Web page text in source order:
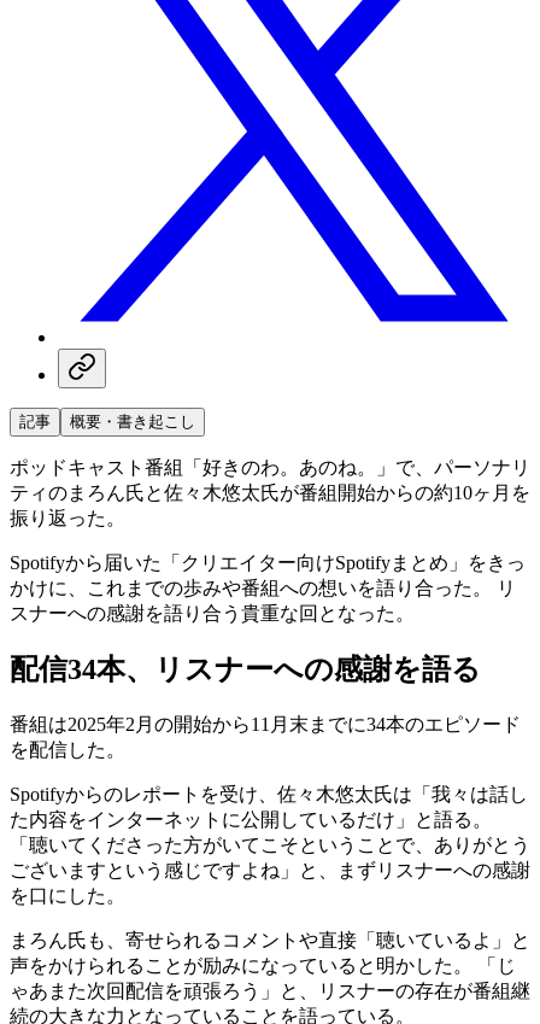
記事 概要・書き起こし
ポッドキャスト番組「好きのわ。あのね。」で、パーソナリ
ティのまろん氏と佐々木悠太氏が番組開始からの約10ヶ月を
振り返った。
Spotifyから届いた「クリエイター向けSpotifyまとめ」をきっ
かけに、これまでの歩みや番組への想いを語り合った。 リ
スナーへの感謝を語り合う貴重な回となった。
配信34本、リスナーへの感謝を語る
番組は2025年2月の開始から11月末までに34本のエピソード
を配信した。
Spotifyからのレポートを受け、佐々木悠太氏は「我々は話し
た内容をインターネットに公開しているだけ」と語る。
「聴いてくださった方がいてこそということで、ありがとう
ございますという感じですよね」と、まずリスナーへの感謝
を口にした。
まろん氏も、寄せられるコメントや直接「聴いているよ」と
声をかけられることが励みになっていると明かした。 「じ
ゃあまた次回配信を頑張ろう」と、リスナーの存在が番組継
続の大きな力となっていることを語っている。